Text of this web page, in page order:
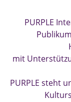
PURPLE
mit
PURPLE steht